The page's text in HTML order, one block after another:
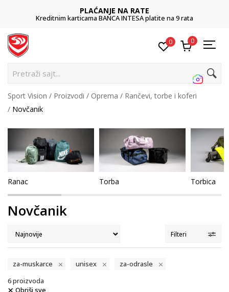
PLAĆANJE NA RATE
Kreditnim karticama BANCA INTESA platite na 9 rata
0 0
Pretraži sajt...
Sport Vision Proizvodi Oprema
Rančevi, torbe i koferi
Novčanik
Ranac Torba Torbica
Novčanik
Filteri
za-muskarce unisex
za-odrasle
6proizvoda
Obriši sve